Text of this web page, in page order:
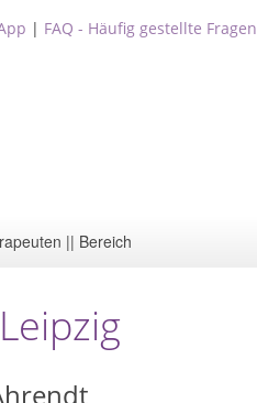
| FAQ - Häufig gestellte Fragen
|| Bereich